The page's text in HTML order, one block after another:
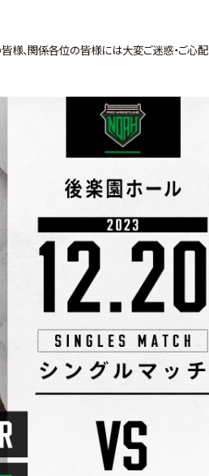
様、関係各位の皆様には大変ご迷惑・ご心